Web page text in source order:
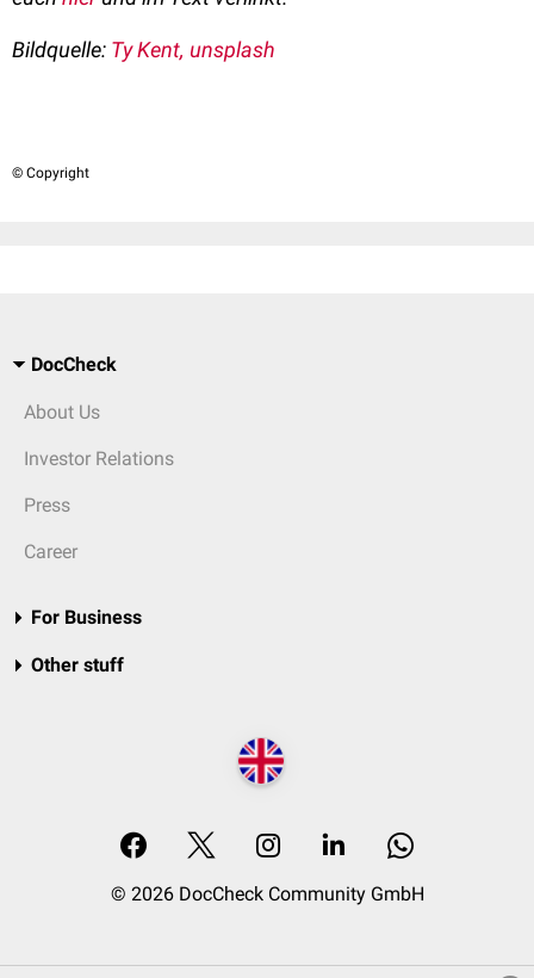
Bildquelle: Ty Kent, unsplash
© Copyright
DocCheck
About Us
Investor Relations
Press
Career
For Business
Other stuff
© 2026 DocCheck Community GmbH